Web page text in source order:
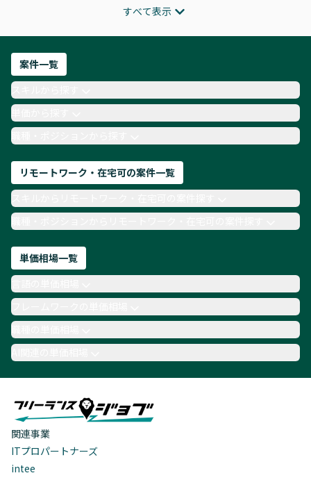
ITコンサルタント
フロントエンドエンジニア
ネットワークエンジニア
AIエンジニア
Webデザイナー
月収100万円 業務委託
COBOL
Ruby
TypeScript
Laravel AWS
すべて表示
案件一覧
単価から探す
職種・ポジションから探す
リモートワーク・在宅可の案件一覧
職種・ポジションからリモートワーク・在宅可の案件探す
単価相場一覧
職種の単価相場
AI関連の単価相場
関連事業
ITプロパートナーズ
intee